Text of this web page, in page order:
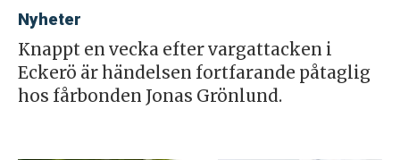
Nyheter
Knappt en vecka efter vargattacken i
Eckerö är händelsen fortfarande påtaglig
hos fårbonden Jonas Grönlund.